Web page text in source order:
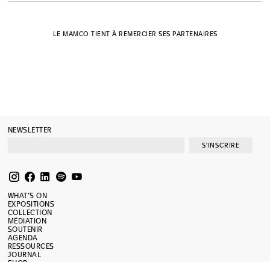
LE MAMCO TIENT À REMERCIER SES PARTENAIRES
NEWSLETTER
S'INSCRIRE
WHAT’S ON
EXPOSITIONS
COLLECTION
MÉDIATION
SOUTENIR
AGENDA
RESSOURCES
JOURNAL